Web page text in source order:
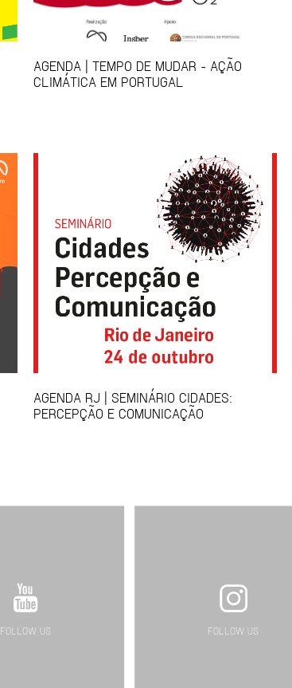
AGENDA | TEMPO DE MUDAR - AÇÃO
CLIMÁTICA EM PORTUGAL
AGENDA RJ | SEMINÁRIO CIDADES:
PERCEPÇÃO E COMUNICAÇÃO
FOLLOW US FOLLOW US